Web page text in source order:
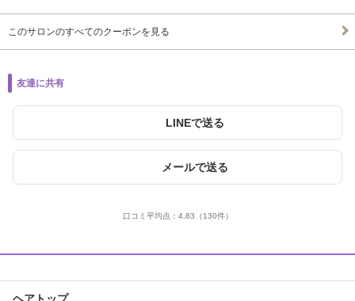
このサロンのすべてのクーポンを見る
友達に共有
LINEで送る
メールで送る
口コミ平均点： 4.83 （130件）